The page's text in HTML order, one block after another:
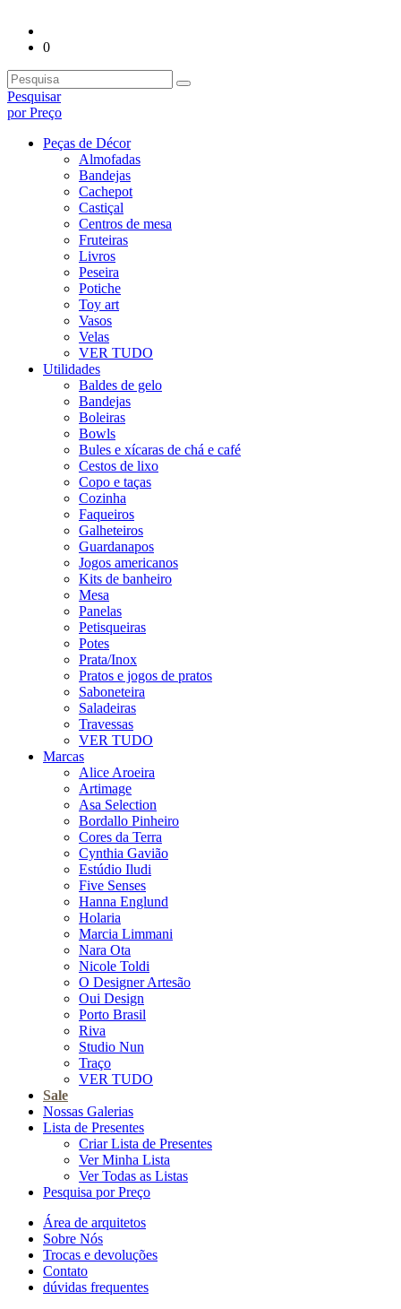
0
Pesquisar
por Preço
Peças de Décor
Almofadas
Bandejas
Cachepot
Castiçal
Centros de mesa
Fruteiras
Livros
Peseira
Potiche
Toy art
Vasos
Velas
VER TUDO
Utilidades
Baldes de gelo
Bandejas
Boleiras
Bowls
Bules e xícaras de chá e café
Cestos de lixo
Copo e taças
Cozinha
Faqueiros
Galheteiros
Guardanapos
Jogos americanos
Kits de banheiro
Mesa
Panelas
Petisqueiras
Potes
Prata/Inox
Pratos e jogos de pratos
Saboneteira
Saladeiras
Travessas
VER TUDO
Marcas
Alice Aroeira
Artimage
Asa Selection
Bordallo Pinheiro
Cores da Terra
Cynthia Gavião
Estúdio Iludi
Five Senses
Hanna Englund
Holaria
Marcia Limmani
Nara Ota
Nicole Toldi
O Designer Artesão
Oui Design
Porto Brasil
Riva
Studio Nun
Traço
VER TUDO
Sale
Nossas Galerias
Lista de Presentes
Criar Lista de Presentes
Ver Minha Lista
Ver Todas as Listas
Pesquisa por Preço
Área de arquitetos
Sobre Nós
Trocas e devoluções
Contato
dúvidas frequentes